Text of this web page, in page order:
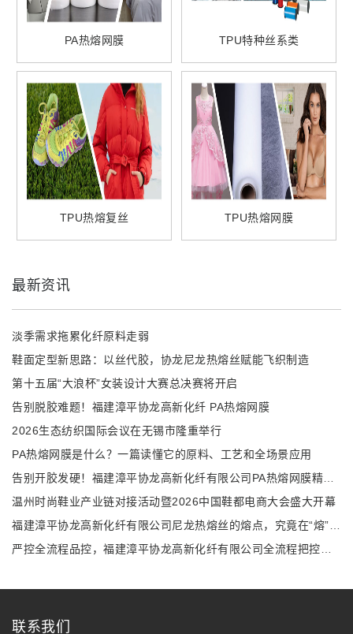
PA热熔网膜 TPU特种丝系类
TPU热熔复丝 TPU热熔网膜
最新资讯
淡季需求拖累化纤原料走弱
鞋面定型新思路：以丝代胶，协龙尼龙热熔丝赋能飞织制造
第十五届“大浪杯”女装设计大赛总决赛将开启
告别脱胶难题！福建漳平协龙高新化纤 PA热熔网膜
2026生态纺织国际会议在无锡市隆重举行
PA热熔网膜是什么？一篇读懂它的原料、工艺和全场景应用
温州时尚鞋业产业链对接活动暨2026中国鞋都电商大会盛大开幕
联系我们